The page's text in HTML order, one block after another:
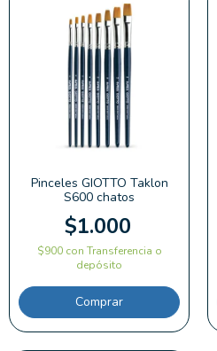
Pinceles GIOTTO Taklon
S600 chatos
$1.000
$900 con Transferencia o
depósito
Comprar